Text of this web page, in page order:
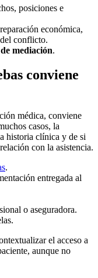
posiciones e
económica,
conflicto.
mediación.
conviene
médica, conviene
casos, la
historia clínica y de si
con la asistencia.
.
entregada al
o aseguradora.
el acceso a
aunque no